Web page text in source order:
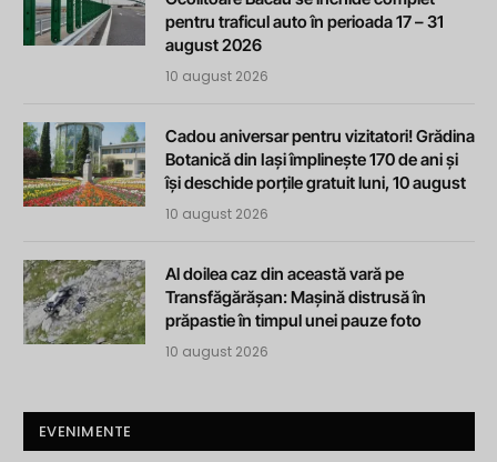
pentru traficul auto în perioada 17 – 31
august 2026
10 august 2026
Cadou aniversar pentru vizitatori! Grădina
Botanică din Iași împlinește 170 de ani și
își deschide porțile gratuit luni, 10 august
10 august 2026
Al doilea caz din această vară pe
Transfăgărășan: Mașină distrusă în
prăpastie în timpul unei pauze foto
10 august 2026
EVENIMENTE